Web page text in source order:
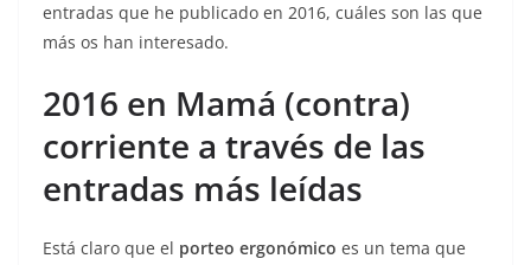
entradas que he publicado en 2016, cuáles son las que
más os han interesado.
2016 en Mamá (contra)
corriente a través de las
entradas más leídas
Está claro que el porteo ergonómico es un tema que